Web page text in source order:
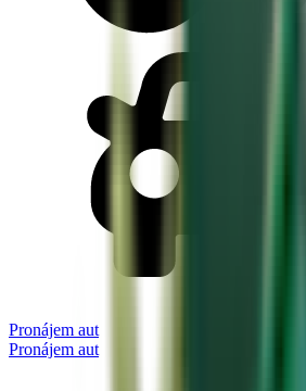
Pronájem aut
Pronájem aut